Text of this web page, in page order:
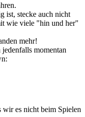
ist, stecke auch nicht
wie viele "hin und her"
mehr!
momentan
wir es nicht beim Spielen